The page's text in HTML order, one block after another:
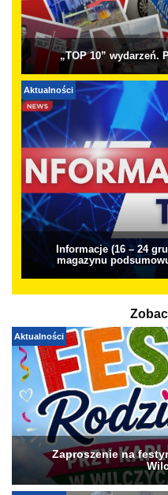
„TOP 10” wydarzeń.
Aktualności
Informacje (16 – 24
magazynu
Aktualności
Zaproszenie na